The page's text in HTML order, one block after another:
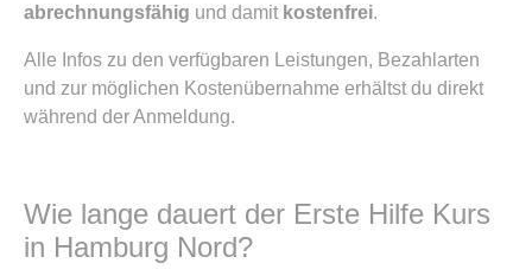
abrechnungsfähig und damit kostenfrei.
Alle Infos zu den verfügbaren Leistungen, Bezahlarten
und zur möglichen Kostenübernahme erhältst du direkt
während der Anmeldung.
Wie lange dauert der Erste Hilfe Kurs
in Hamburg Nord?